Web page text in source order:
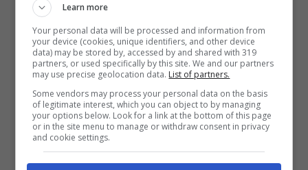
LEGGI ANCHE:Verso Napoli-Bologna: anche
oggi allenamento mattutino
Learn more
Your personal data will be processed and information from
your device (cookies, unique identifiers, and other device
data) may be stored by, accessed by and shared with 319
partners, or used specifically by this site. We and our partners
may use precise geolocation data. List of partners.
Some vendors may process your personal data on the basis
of legitimate interest, which you can object to by managing
your options below. Look for a link at the bottom of this page
or in the site menu to manage or withdraw consent in privacy
and cookie settings.